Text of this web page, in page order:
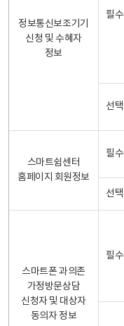
정보통신보조기기
신청 및 수혜자
정보
필수
선택
스마트쉼센터
홈페이지 회원정보
필수
선택
스마트폰 과의존
가정방문상담
신청자 및 대상자
동의자 정보
필수